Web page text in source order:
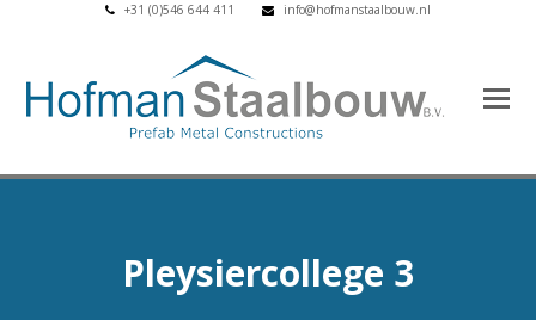
+31 (0)546 644 411 info@hofmanstaalbouw.nl
Pleysiercollege 3